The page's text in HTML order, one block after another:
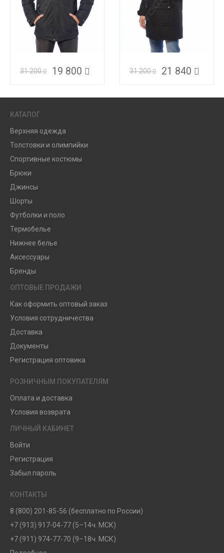
31 200 19 800 31 200 21 840
КАТАЛОГ
Верхняя одежда
Толстовки и олимпийки
Спортивные костюмы
Брюки
Джинсы
Шорты
Футболки и поло
Термобелье
Нижнее белье
Аксессуары
Бренды
ОПТОВЫЕ ПРОДАЖИ
Как оформить оптовый заказ
Условия сотрудничества
Доставка
Документы
Регистрация оптовика
РОЗНИЧНЫМ ПОКУПАТЕЛЯМ
Оплата и доставка
Условия возврата
ЛИЧНЫЙ КАБИНЕТ
Войти
Регистрация
Забыл пароль
КОНТАКТЫ
8 (800) 201-85-56 (бесплатно по России)
+7 (913) 917-04-77 (5–14ч. МСК)
+7 (911) 974-77-70 (9–18ч. МСК)